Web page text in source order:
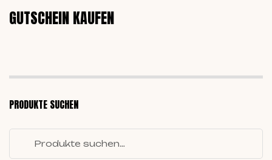
GUTSCHEIN KAUFEN
PRODUKTE SUCHEN